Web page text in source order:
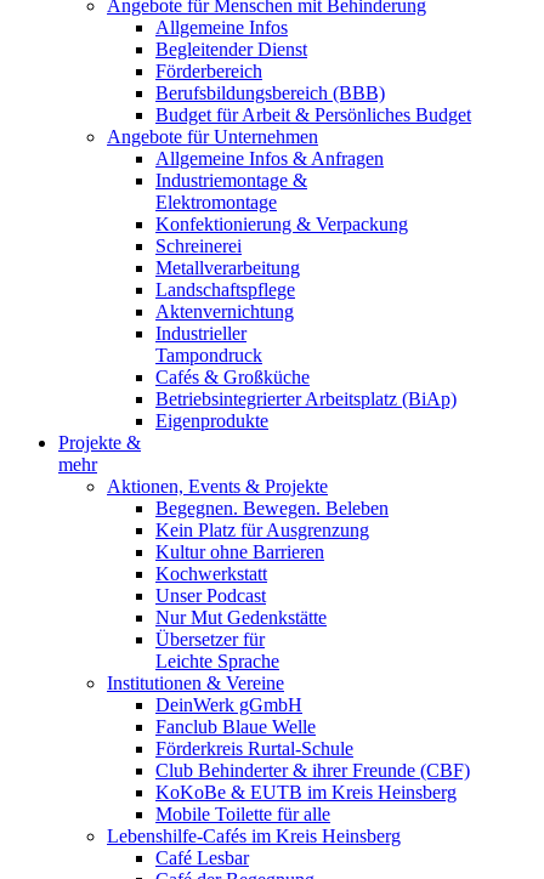
Angebote für Menschen mit Behinderung
Allgemeine Infos
Begleitender Dienst
Förderbereich
Berufsbildungsbereich (BBB)
Budget für Arbeit & Persönliches Budget
Angebote für Unternehmen
Allgemeine Infos & Anfragen
Industriemontage &
Elektromontage
Konfektionierung & Verpackung
Schreinerei
Metallverarbeitung
Landschaftspflege
Aktenvernichtung
Industrieller
Tampondruck
Cafés & Großküche
Betriebsintegrierter Arbeitsplatz (BiAp)
Eigenprodukte
Projekte &
mehr
Aktionen, Events & Projekte
Begegnen. Bewegen. Beleben
Kein Platz für Ausgrenzung
Kultur ohne Barrieren
Kochwerkstatt
Unser Podcast
Nur Mut Gedenkstätte
Übersetzer für
Leichte Sprache
Institutionen & Vereine
DeinWerk gGmbH
Fanclub Blaue Welle
Förderkreis Rurtal-Schule
Club Behinderter & ihrer Freunde (CBF)
KoKoBe & EUTB im Kreis Heinsberg
Mobile Toilette für alle
Lebenshilfe-Cafés im Kreis Heinsberg
Café Lesbar